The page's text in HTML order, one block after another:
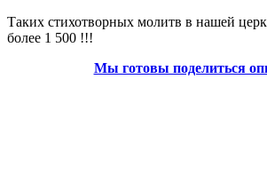
Таких стихотворных молитв в нашей
более 1 500 !!!
Мы готовы поделиться